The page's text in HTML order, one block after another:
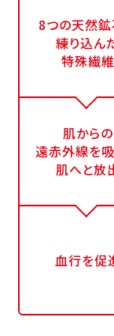
8つの天然
練り込ん
特殊繊維
肌からの
遠赤外線を
肌へと放
血行を促